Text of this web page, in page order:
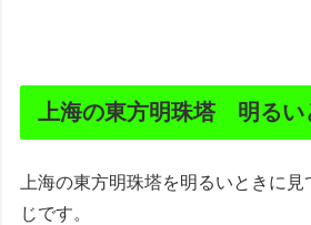
上海の東方明珠塔 明るい
上海の東方明珠塔を明るいときに
じです。